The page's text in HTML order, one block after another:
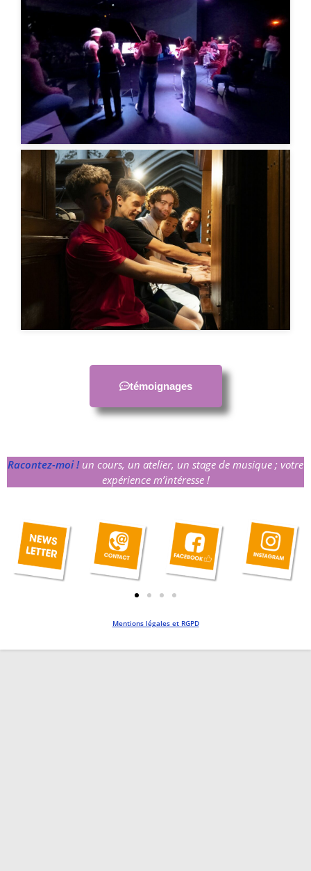
témoignages
Racontez-moi ! un cours, un atelier, un stage de musique ; votre
expérience m’intéresse !
Mentions légales et RGPD